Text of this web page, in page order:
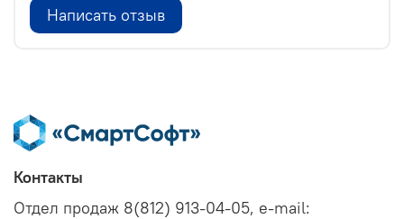
Написать отзыв
Контакты
Отдел продаж 8(812) 913-04-05, e-mail: